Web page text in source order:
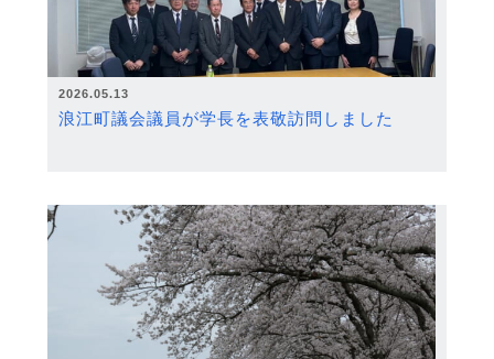
2026.05.13
浪江町議会議員が学長を表敬訪問しました